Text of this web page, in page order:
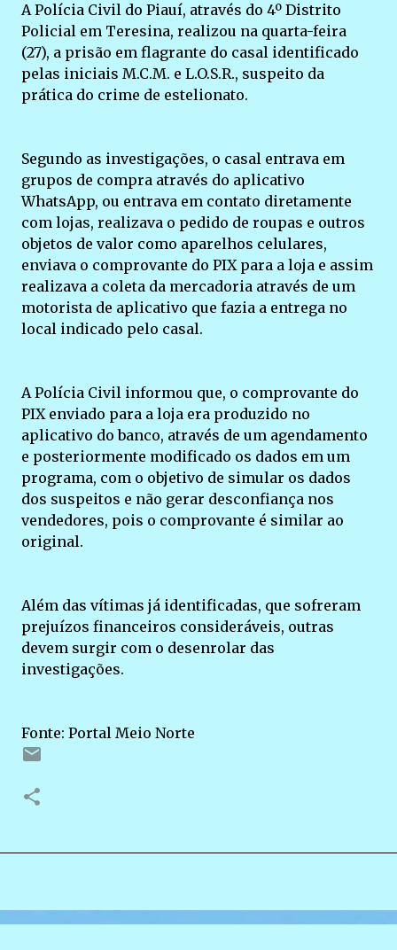
A Polícia Civil do Piauí, através do 4º Distrito
Policial em Teresina, realizou na quarta-feira
(27), a prisão em flagrante do casal identificado
pelas iniciais M.C.M. e L.O.S.R., suspeito da
prática do crime de estelionato.
Segundo as investigações, o casal entrava em
grupos de compra através do aplicativo
WhatsApp, ou entrava em contato diretamente
com lojas, realizava o pedido de roupas e outros
objetos de valor como aparelhos celulares,
enviava o comprovante do PIX para a loja e assim
realizava a coleta da mercadoria através de um
motorista de aplicativo que fazia a entrega no
local indicado pelo casal.
A Polícia Civil informou que, o comprovante do
PIX enviado para a loja era produzido no
aplicativo do banco, através de um agendamento
e posteriormente modificado os dados em um
programa, com o objetivo de simular os dados
dos suspeitos e não gerar desconfiança nos
vendedores, pois o comprovante é similar ao
original.
Além das vítimas já identificadas, que sofreram
prejuízos financeiros consideráveis, outras
devem surgir com o desenrolar das
investigações.
Fonte: Portal Meio Norte